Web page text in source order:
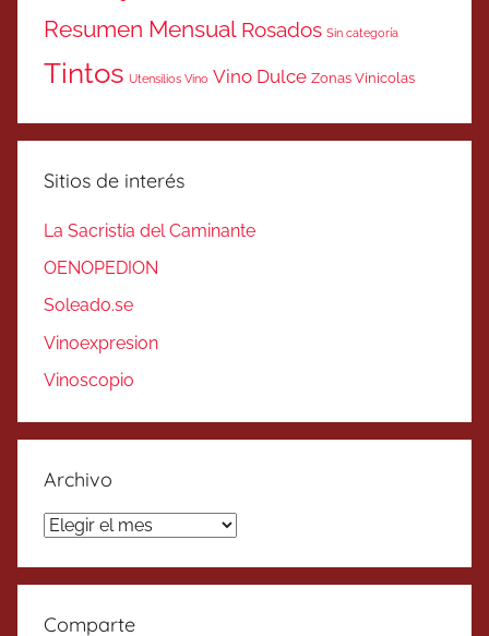
Resumen Mensual Rosados Sin categoría
Tintos Utensilios Vino Vino Dulce Zonas Vinicolas
Sitios de interés
La Sacristía del Caminante
OENOPEDION
Soleado.se
Vinoexpresion
Vinoscopio
Archivo
Archivo
Comparte